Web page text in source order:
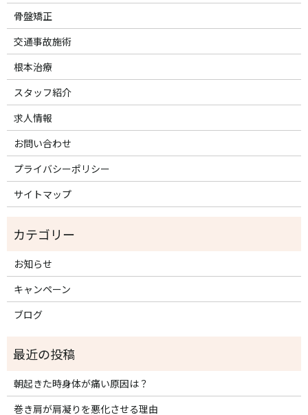
骨盤矯正
交通事故施術
根本治療
スタッフ紹介
求人情報
お問い合わせ
プライバシーポリシー
サイトマップ
お知らせ
キャンペーン
ブログ
朝起きた時身体が痛い原因は？
巻き肩が肩凝りを悪化させる理由